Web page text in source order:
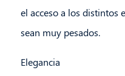
el acceso a los distintos
sean muy pesados.
Elegancia